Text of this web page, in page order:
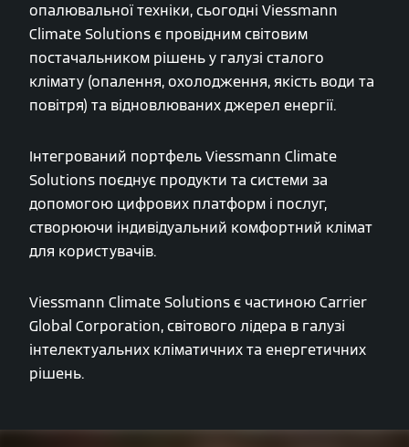
опалювальної техніки, сьогодні Viessmann
Climate Solutions є провідним світовим
постачальником рішень у галузі сталого
клімату (опалення, охолодження, якість води та
повітря) та відновлюваних джерел енергії.
Інтегрований портфель Viessmann Climate
Solutions поєднує продукти та системи за
допомогою цифрових платформ і послуг,
створюючи індивідуальний комфортний клімат
для користувачів.
Viessmann Climate Solutions є частиною Carrier
Global Corporation, світового лідера в галузі
інтелектуальних кліматичних та енергетичних
рішень.